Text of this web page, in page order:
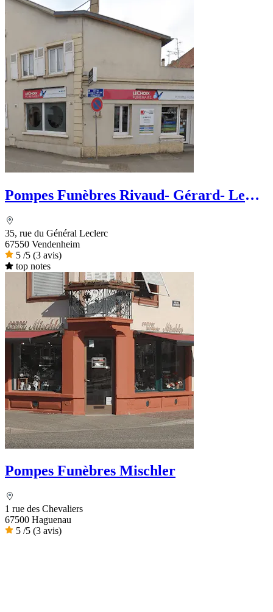
Pompes Funèbres Rivaud- Gérard- Le
35, rue du Général Leclerc
67550 Vendenheim
5 /5 (3 avis)
top notes
Pompes Funèbres Mischler
1 rue des Chevaliers
67500 Haguenau
5 /5 (3 avis)